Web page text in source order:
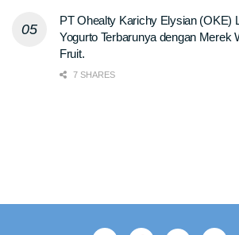
PT Ohealty Karichy Elysian (OKE)
Yogurto Terbarunya dengan Merek
Fruit.
7 SHARES